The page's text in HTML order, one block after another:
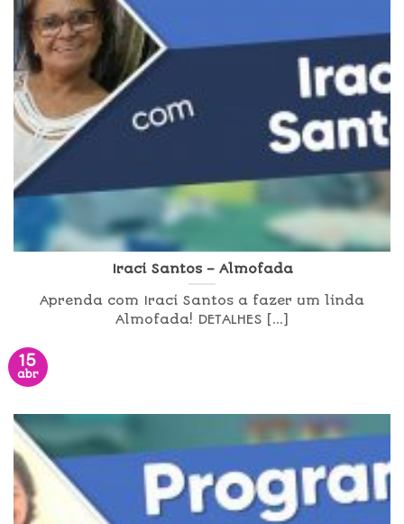
Iraci Santos – Almofada
Aprenda com Iraci Santos a fazer um linda
Almofada! DETALHES [...]
15
abr